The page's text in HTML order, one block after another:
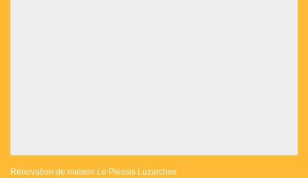
Rénovation de maison Le Plessis Luzarches